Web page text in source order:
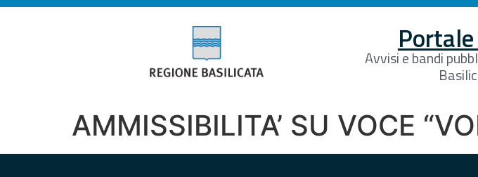
Avvisi e bandi
AMMISSIBILITA’ SU VOCE